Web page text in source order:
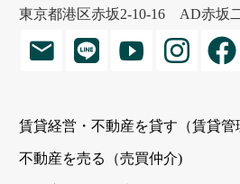
東京都港区赤坂2-10-16 AD赤坂
賃貸経営・不動産を貸す（賃貸管
不動産を売る（売買仲介)